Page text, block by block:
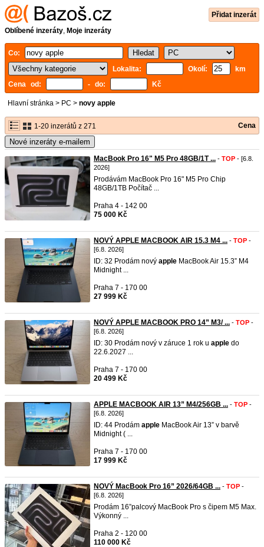
Přidat inzerát
Oblíbené inzeráty, Moje inzeráty
Co:
Lokalita:
Okolí:
km
Cena od:
- do: Kč
Hlavní stránka > PC > novy apple
1-20 inzerátů z 271 Cena
Nové inzeráty e-mailem
MacBook Pro 16" M5 Pro 48GB/1T ... - TOP - [6.8.
2026]
Prodávám MacBook Pro 16" M5 Pro Chip
48GB/1TB Počítač ...
Praha 4 - 142 00
75 000 Kč
NOVÝ APPLE MACBOOK AIR 15.3 M4 ... - TOP -
[6.8. 2026]
ID: 32 Prodám nový apple MacBook Air 15.3” M4
Midnight ...
Praha 7 - 170 00
27 999 Kč
NOVÝ APPLE MACBOOK PRO 14” M3/ ... - TOP -
[6.8. 2026]
ID: 30 Prodám nový v záruce 1 rok u apple do
22.6.2027 ...
Praha 7 - 170 00
20 499 Kč
APPLE MACBOOK AIR 13” M4/256GB ... - TOP -
[6.8. 2026]
ID: 44 Prodám apple MacBook Air 13” v barvě
Midnight ( ...
Praha 7 - 170 00
17 999 Kč
NOVÝ MacBook Pro 16” 2026/64GB ... - TOP -
[6.8. 2026]
Prodám 16”palcový MacBook Pro s čipem M5 Max.
Výkonný ...
Praha 2 - 120 00
110 000 Kč